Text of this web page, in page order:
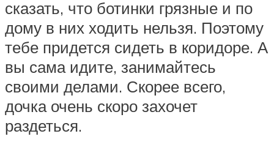
сказать, что ботинки грязные и по
дому в них ходить нельзя. Поэтому
тебе придется сидеть в коридоре. А
вы сама идите, занимайтесь
своими делами. Скорее всего,
дочка очень скоро захочет
раздеться.